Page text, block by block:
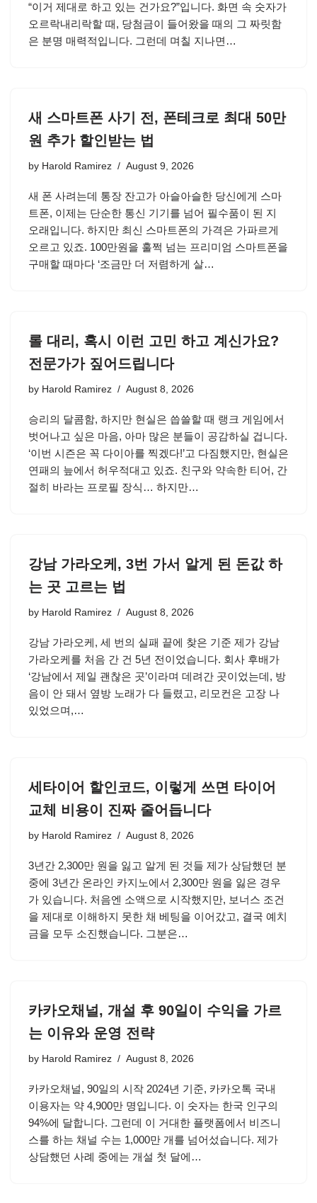
“이거 제대로 하고 있는 건가요?”입니다. 화면 속 숫자가
오르락내리락할 때, 당첨금이 들어왔을 때의 그 짜릿함
은 분명 매력적입니다. 그런데 며칠 지나면…
새 스마트폰 사기 전, 폰테크로 최대 50만
원 추가 할인받는 법
by Harold Ramirez August 9, 2026
새 폰 사려는데 통장 잔고가 아슬아슬한 당신에게 스마
트폰, 이제는 단순한 통신 기기를 넘어 필수품이 된 지
오래입니다. 하지만 최신 스마트폰의 가격은 가파르게
오르고 있죠. 100만원을 훌쩍 넘는 프리미엄 스마트폰을
구매할 때마다 ‘조금만 더 저렴하게 살…
롤 대리, 혹시 이런 고민 하고 계신가요?
전문가가 짚어드립니다
by Harold Ramirez August 8, 2026
승리의 달콤함, 하지만 현실은 씁쓸할 때 랭크 게임에서
벗어나고 싶은 마음, 아마 많은 분들이 공감하실 겁니다.
‘이번 시즌은 꼭 다이아를 찍겠다!’고 다짐했지만, 현실은
연패의 늪에서 허우적대고 있죠. 친구와 약속한 티어, 간
절히 바라는 프로필 장식… 하지만…
강남 가라오케, 3번 가서 알게 된 돈값 하
는 곳 고르는 법
by Harold Ramirez August 8, 2026
강남 가라오케, 세 번의 실패 끝에 찾은 기준 제가 강남
가라오케를 처음 간 건 5년 전이었습니다. 회사 후배가
‘강남에서 제일 괜찮은 곳’이라며 데려간 곳이었는데, 방
음이 안 돼서 옆방 노래가 다 들렸고, 리모컨은 고장 나
있었으며,…
세타이어 할인코드, 이렇게 쓰면 타이어
교체 비용이 진짜 줄어듭니다
by Harold Ramirez August 8, 2026
3년간 2,300만 원을 잃고 알게 된 것들 제가 상담했던 분
중에 3년간 온라인 카지노에서 2,300만 원을 잃은 경우
가 있습니다. 처음엔 소액으로 시작했지만, 보너스 조건
을 제대로 이해하지 못한 채 베팅을 이어갔고, 결국 예치
금을 모두 소진했습니다. 그분은…
카카오채널, 개설 후 90일이 수익을 가르
는 이유와 운영 전략
by Harold Ramirez August 8, 2026
카카오채널, 90일의 시작 2024년 기준, 카카오톡 국내
이용자는 약 4,900만 명입니다. 이 숫자는 한국 인구의
94%에 달합니다. 그런데 이 거대한 플랫폼에서 비즈니
스를 하는 채널 수는 1,000만 개를 넘어섰습니다. 제가
상담했던 사례 중에는 개설 첫 달에…